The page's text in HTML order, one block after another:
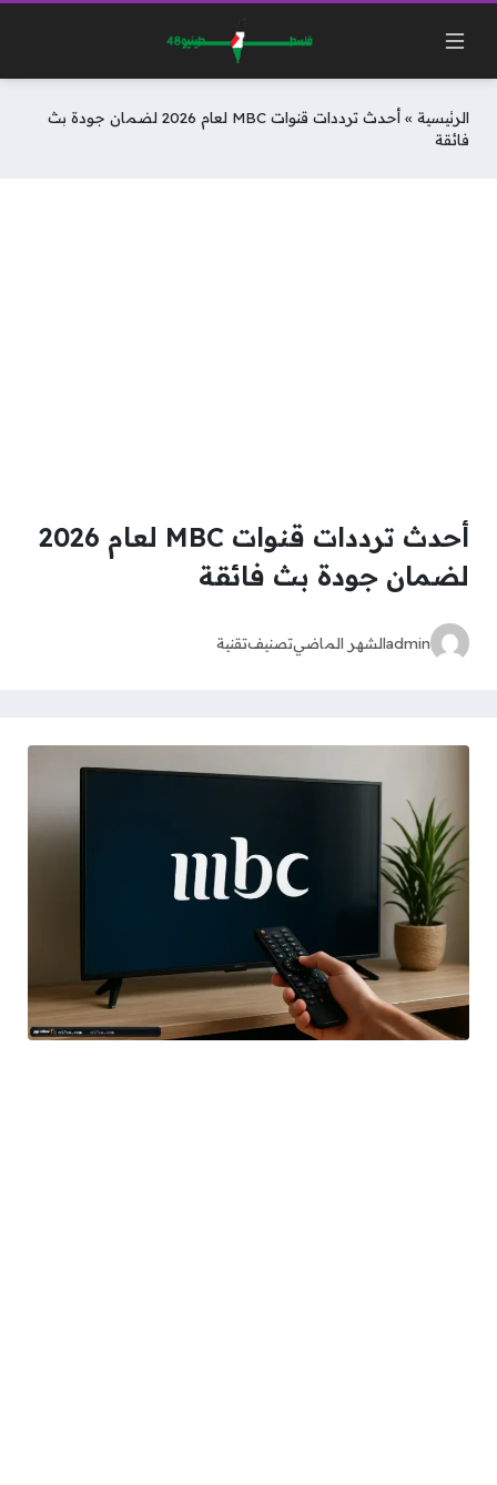
الرئيسية »
أحدث ترددات قنوات MBC لعام 2026 لضمان جودة بث
فائقة
أحدث ترددات قنوات MBC لعام 2026
لضمان جودة بث فائقة
adminالشهر الماضيتصنيفتقنية